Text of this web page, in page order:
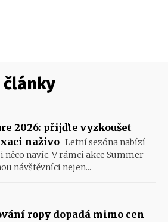
2026: přijďte vyzkoušet
naživo Letní sezóna nabízí
navíc. V rámci akce Summer
návštěvníci nejen...
ropy dopadá mimo cen